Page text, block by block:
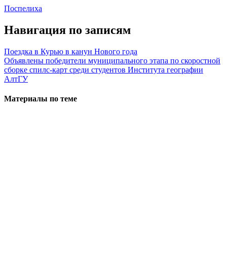
Поспелиха
Навигация по записям
Поездка в Курью в канун Нового года
Объявлены победители муниципального этапа по скоростной
сборке cпилс-карт среди студентов Института географии
АлтГУ
Материалы по теме